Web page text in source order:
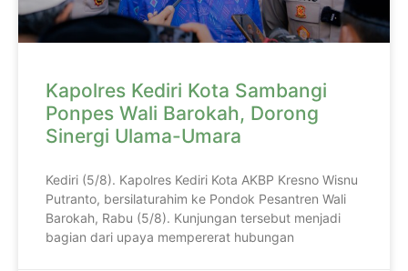
Kapolres Kediri Kota Sambangi
Ponpes Wali Barokah, Dorong
Sinergi Ulama-Umara
Kediri (5/8). Kapolres Kediri Kota AKBP Kresno Wisnu
Putranto, bersilaturahim ke Pondok Pesantren Wali
Barokah, Rabu (5/8). Kunjungan tersebut menjadi
bagian dari upaya mempererat hubungan